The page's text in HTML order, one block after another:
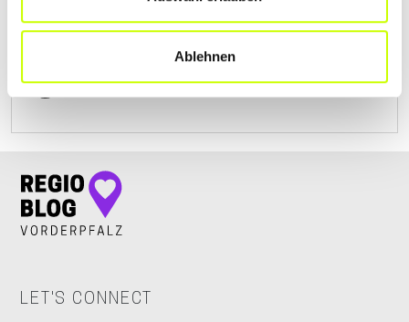
Ablehnen
Paul-Mertgen-Straße 3| 56587 Straßenhaus DE
www.karosserieprofis.de
LET'S CONNECT